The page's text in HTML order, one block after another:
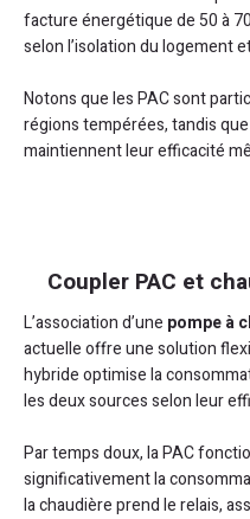
facture énergétique de 50 à
selon l’isolation du logement
Notons que les PAC sont
régions tempérées, tandis
maintiennent leur efficacité
Coupler PAC et
L’association d’une pompe à
actuelle offre une solution
hybride optimise la
les deux sources selon leur
Par temps doux, la PAC
significativement la
la chaudière prend le relais,